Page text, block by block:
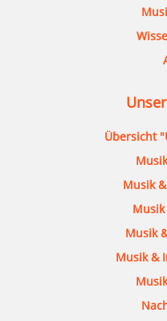
Übersicht
Musik
Musik
Musik &